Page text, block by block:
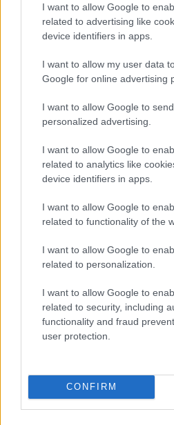
I want to allow Google to
related to advertising like
device identifiers in apps.
I want to allow my user data
Google for online advertising
I want to allow Google to
personalized advertising.
I want to allow Google to
related to analytics like
device identifiers in apps.
I want to allow Google to
related to functionality of the
I want to allow Google to
related to personalization.
I want to allow Google to
related to security, including
functionality and fraud
user protection.
CONFIRM
5 éve jött az utolsó életjel
szépséges souldal, Dede-től,
közreműködésben, amit
alatt az látható, hogy
www.bamonte.com".
Alan Wilder és a
Ha már Alan Wilder